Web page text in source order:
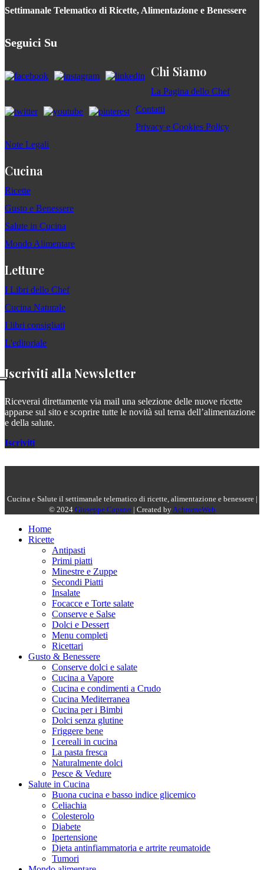
Settimanale Telematico di Ricette, Alimentazione e Benessere
Seguici Su
Chi Siamo
La Pagina dello Chef
Contatti
Privacy e Cookies Policy
Note Legali
Cucina
Ricette
Gusto e Benessere
Salute in Cucina
Mondo Alimentare
Letture
I Libri dello Chef
Cucina Naturale
I libri consigliati
L'editoriale
Iscriviti alla Newsletter
Riceverai direttamente via mail una selezione delle nuove ricette
apparse sul sito e scoprire tutte le novità sul tema dell’alimentazione
e della salute.
Iscriviti
Cucina e Salute il settimanale telematico di ricette, alimentazione e benessere |
© 2024 Giuseppe Capano | Created byAchromeWeb
Home
Ricette
Antipasti
Primi piatti
Minestre e Zuppe
Secondi Piatti
Insalate
Focacce e Torte salate
Conserve e Salse
Dolci e Dessert
Menu completi
Ricettari
Gusto & Benessere
Conserve dolci e salate
Cucina a Vapore
Cucina e condimenti a Crudo
Cucina Mediterranea
Cucina per i Bimbi
Dolci senza glutine
Friggere bene
I cereali in cucina
La pasta fresca
Naturalmente dolci
Pesce & Vedure
Salute in Cucina
Buona cucina e basso indice glicemico
Celiachia
Colesterolo
Diabete
Ipertensione
Dieta antinfiammatoria e artrite reumatoide
Tumori